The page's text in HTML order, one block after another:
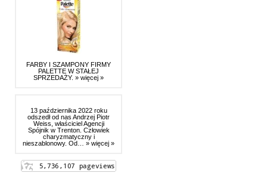
FARBY I SZAMPONY FIRMY
PALETTE W STAŁEJ
SPRZEDAŻY. » więcej »
13 października 2022 roku
odszedł od nas Andrzej Piotr
Weiss, właściciel Agencji
Spójnik w Trenton. Człowiek
charyzmatyczny i
nieszablonowy. Od… » więcej »